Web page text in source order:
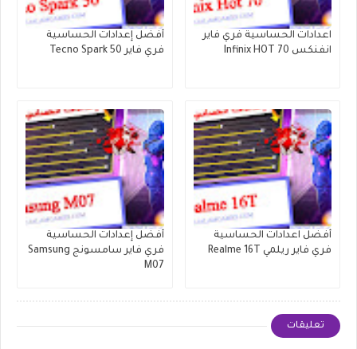
اعدادات الحساسية فري فاير
انفنكس Infinix HOT 70
أفضل إعدادات الحساسية
فري فاير Tecno Spark 50
أفضل اعدادات الحساسية
فري فاير ريلمي Realme 16T
أفضل إعدادات الحساسية
فري فاير سامسونج Samsung
M07
تعليقات